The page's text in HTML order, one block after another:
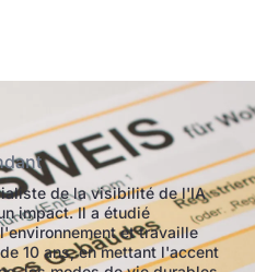
de la visibilité de l'IA
impact. Il a étudié
et travaille
10 ans, en mettant l'accent